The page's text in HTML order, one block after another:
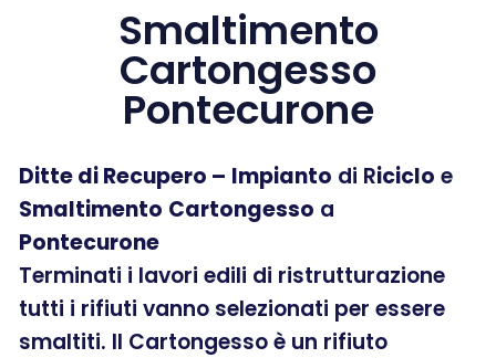
Smaltimento
Cartongesso
Pontecurone
Ditte di Recupero – Impianto di Riciclo e
Smaltimento Cartongesso a
Pontecurone
Terminati i lavori edili di ristrutturazione
tutti i rifiuti vanno selezionati per essere
smaltiti. Il Cartongesso è un rifiuto